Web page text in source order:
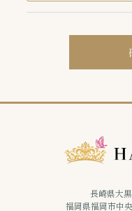
長崎県大
福岡県福岡市中